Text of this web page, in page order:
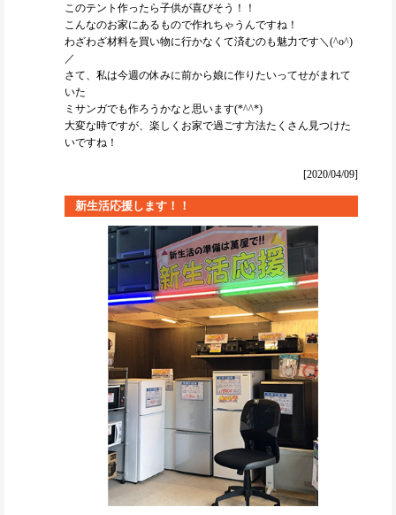
このテント作ったら子供が喜びそう！！
こんなのお家にあるもので作れちゃうんですね！
わざわざ材料を買い物に行かなくて済むのも魅力です＼(^o^)
／
さて、私は今週の休みに前から娘に作りたいってせがまれて
いた
ミサンガでも作ろうかなと思います(*^^*)
大変な時ですが、楽しくお家で過ごす方法たくさん見つけた
いですね！
[2020/04/09]
新生活応援します！！